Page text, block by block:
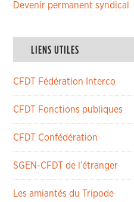
Devenir permanent syndical
LIENS UTILES
CFDT Fédération Interco
CFDT Fonctions publiques
CFDT Confédération
SGEN-CFDT de l’étranger
Les amiantés du Tripode